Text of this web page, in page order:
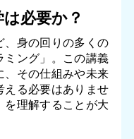
必要か？
、身の回りの多くの
ミング」。この講義
、その仕組みや未来
える必要はありませ
を理解することが大